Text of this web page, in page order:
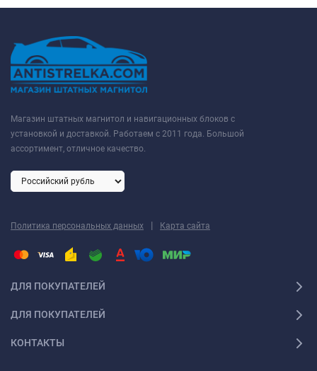
Магазин штатных магнитол и навигационных блоков с
установкой и доставкой. Работаем с 2011 года. Большой
ассортимент, отличное качество.
Политика персональных данных | Карта сайта
ДЛЯ ПОКУПАТЕЛЕЙ
ДЛЯ ПОКУПАТЕЛЕЙ
КОНТАКТЫ